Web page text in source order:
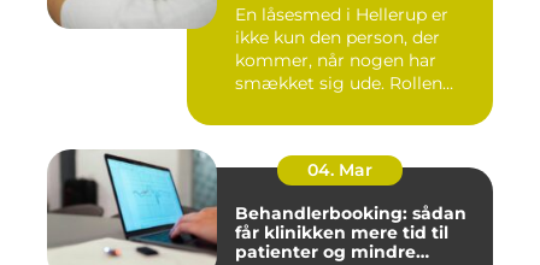
En låsesmed i Hellerup er
ikke kun den person, der
kommer, når nogen har
smækket sig ude. Rollen
04. Mar
Behandlerbooking: sådan
får klinikken mere tid til
patienter og mindre